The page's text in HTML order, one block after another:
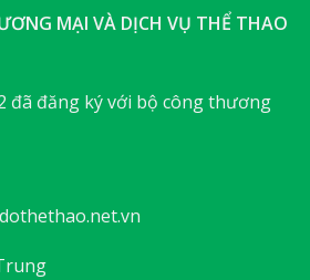
MẠI VÀ DỊCH VỤ THỂ THAO
đã đăng ký với bộ công thương